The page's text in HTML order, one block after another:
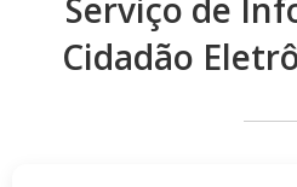
Serviço de
Cidadão